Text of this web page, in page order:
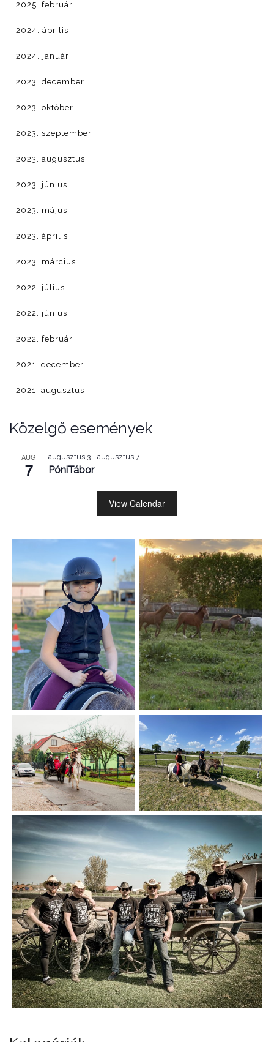
2025. február
2024. április
2024. január
2023. december
2023. október
2023. szeptember
2023. augusztus
2023. június
2023. május
2023. április
2023. március
2022. július
2022. június
2022. február
2021. december
2021. augusztus
Közelgő események
AUG
7
augusztus 3 - augusztus 7
PóniTábor
View Calendar